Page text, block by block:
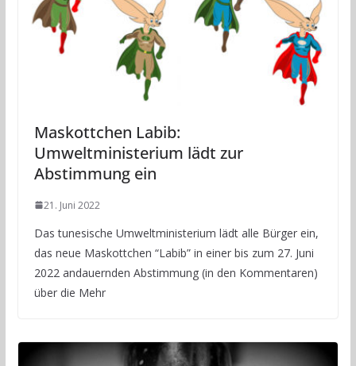
Maskottchen Labib:
Umweltministerium lädt zur
Abstimmung ein
21. Juni 2022
Das tunesische Umweltministerium lädt alle Bürger ein,
das neue Maskottchen “Labib” in einer bis zum 27. Juni
2022 andauernden Abstimmung (in den Kommentaren)
über die Mehr